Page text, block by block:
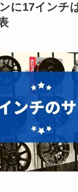
に17インチ